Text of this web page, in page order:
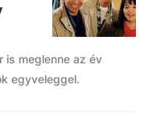
is meglenne az év
egyveleggel.